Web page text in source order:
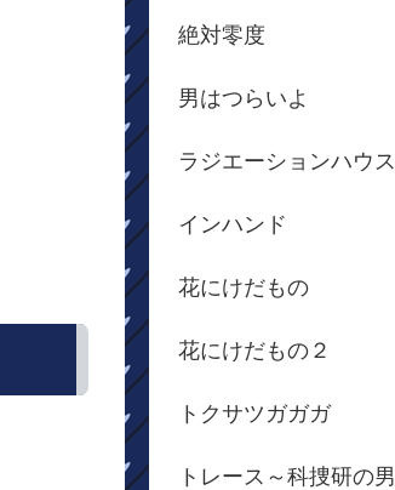
絶対零度
男はつらいよ
ラジエーションハウス
インハンド
花にけだもの
花にけだもの２
トクサツガガガ
トレース～科捜研の男